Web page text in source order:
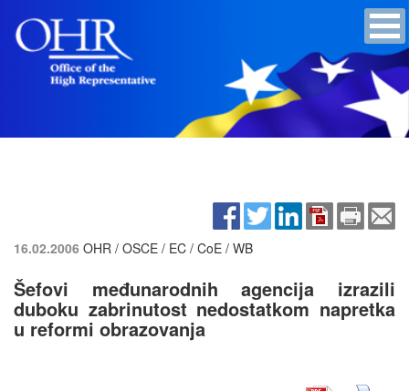
16.02.2006 OHR / OSCE / EC / CoE / WB
Šefovi međunarodnih agencija izrazili
duboku zabrinutost nedostatkom napretka
u reformi obrazovanja